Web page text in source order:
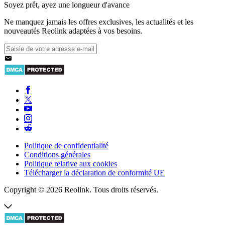
Soyez prêt, ayez une longueur d'avance
Ne manquez jamais les offres exclusives, les actualités et les
nouveautés Reolink adaptées à vos besoins.
Politique de confidentialité
Conditions générales
Politique relative aux cookies
Télécharger la déclaration de conformité UE
Copyright © 2026 Reolink. Tous droits réservés.